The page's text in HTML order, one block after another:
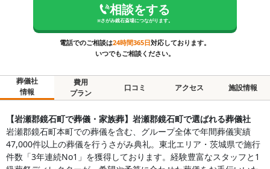
相談をする
※さがみ鏡石斎場につながります。
電話でのご相談は24時間365日対応しております。
いつでもご相談ください。
葬儀社
情報
費用
プラン
口コミ アクセス 施設情報
【岩瀬郡鏡石町で葬儀・家族葬】岩瀬郡鏡石町で選ばれる葬儀社
岩瀬郡鏡石町本町での葬儀を含む、グループ全体で年間葬儀実績
47,000件以上の葬儀を行うさがみ典礼。東北エリア・茨城県で施行
件数「3年連続No1」を獲得しております。経験豊富なスタッフと1